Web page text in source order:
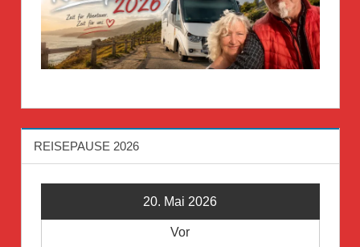
REISEPAUSE 2026
20. Mai 2026
Vor